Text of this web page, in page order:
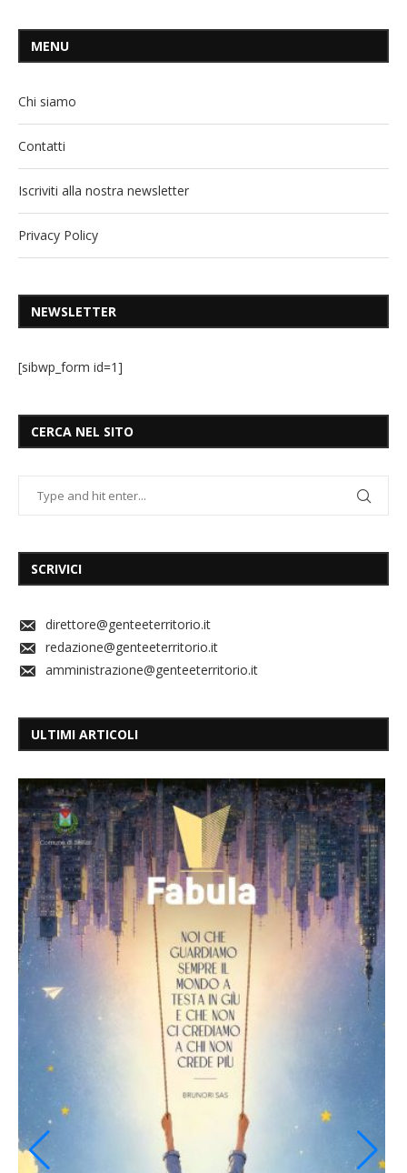
MENU
Chi siamo
Contatti
Iscriviti alla nostra newsletter
Privacy Policy
NEWSLETTER
[sibwp_form id=1]
CERCA NEL SITO
SCRIVICI
direttore@genteeterritorio.it
redazione@genteeterritorio.it
amministrazione@genteeterritorio.it
ULTIMI ARTICOLI